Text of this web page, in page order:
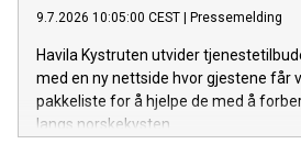
9.7.2026 10:05:00 CEST | Pressemelding
Havila Kystruten utvider
med en ny nettside hvor gjestene får
pakkeliste for å hjelpe de med å
langs norskekysten.